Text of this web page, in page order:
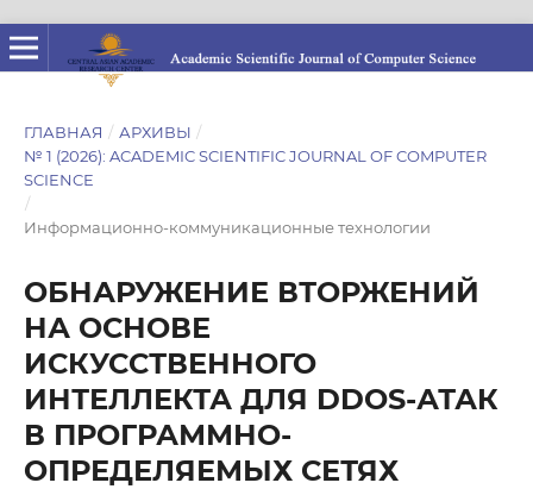
ГЛАВНАЯ / АРХИВЫ /
№ 1 (2026): ACADEMIC SCIENTIFIC JOURNAL OF COMPUTER
SCIENCE
/
Информационно-коммуникационные технологии
ОБНАРУЖЕНИЕ ВТОРЖЕНИЙ
НА ОСНОВЕ
ИСКУССТВЕННОГО
ИНТЕЛЛЕКТА ДЛЯ DDOS-АТАК
В ПРОГРАММНО-
ОПРЕДЕЛЯЕМЫХ СЕТЯХ